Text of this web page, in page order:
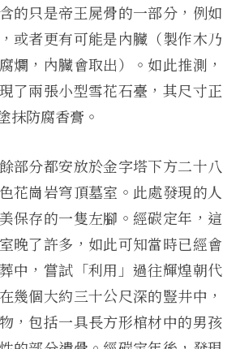
的只是帝王屍骨的一部分，例如
或者更有可能是內臟（製作木乃
爛，內臟會取出）。如此推測，
了兩張小型雪花石臺，其尺寸正
抹防腐香膏。
部分都安放於金字塔下方二十八
花崗岩穹頂墓室。此處發現的人
保存的一隻左腳。經碳定年，這
晚了許多，如此可知當時已經會
中，嘗試「利用」過往輝煌朝代
幾個大約三十公尺深的豎井中，
，包括一具長方形棺材中的男孩